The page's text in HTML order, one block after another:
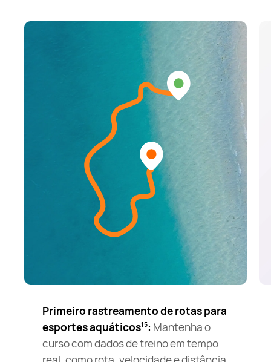
Primeiro rastreamento de rotas para
esportes aquáticos15: Mantenha o
curso com dados de treino em tempo